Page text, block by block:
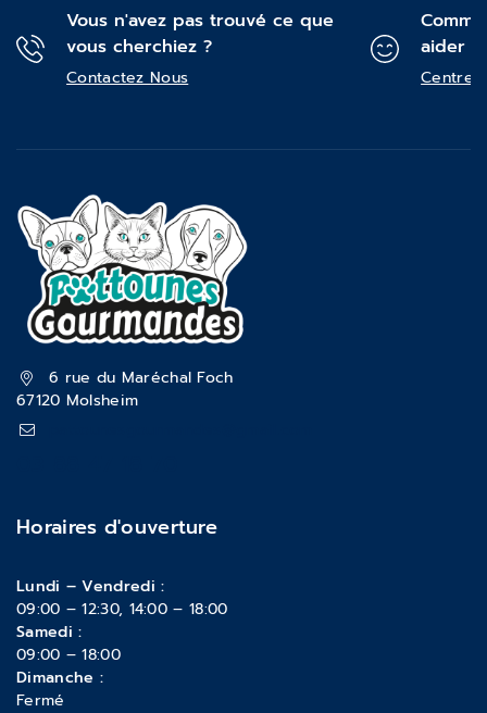
Vous n'avez pas trouvé ce que
vous cherchiez ?
Contactez Nous
aider ?
Centre
6 rue du Maréchal Foch
67120 Molsheim
Horaires d'ouverture
Lundi – Vendredi :
09:00 – 12:30, 14:00 – 18:00
Samedi :
09:00 – 18:00
Dimanche :
Fermé